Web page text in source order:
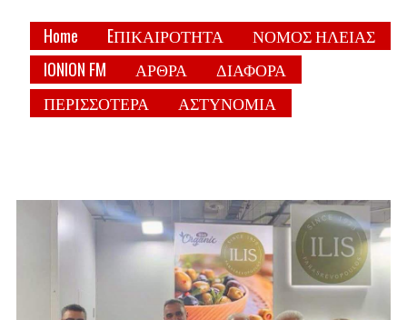
Home EΠΙΚΑΙΡΟΤΗΤΑ
ΝΟΜΟΣ ΗΛΕΙΑΣ
IONION FM
ΑΡΘΡΑ
ΔΙΑΦΟΡΑ
ΠΕΡΙΣΣΟΤΕΡΑ
ΑΣΤΥΝΟΜΙΑ